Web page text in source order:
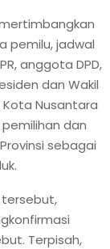
pemilu, jadwal
anggota DPD,
dan Wakil
Nusantara
dan
sebagai
Terpisah,